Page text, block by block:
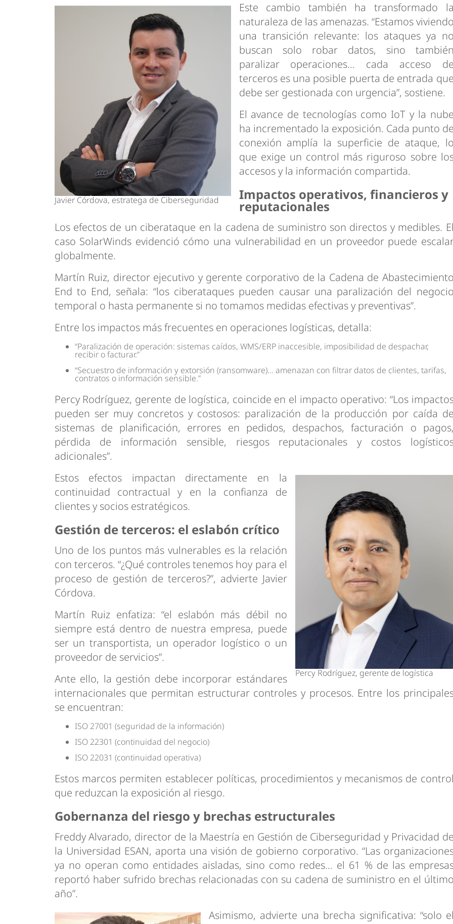
Javier Córdova, estratega de Ciberseguridad
Este cambio también ha transformado
naturaleza de las amenazas. “Estamos
una transición relevante: los ataques ya
buscan solo robar datos, sino
paralizar operaciones… cada acceso
terceros es una posible puerta de entrada
debe ser gestionada con urgencia”, sostiene.
El avance de tecnologías como IoT y la
ha incrementado la exposición. Cada punto
conexión amplía la superficie de ataque,
que exige un control más riguroso sobre
accesos y la información compartida.
Impactos operativos, financieros y
reputacionales
Los efectos de un ciberataque en la cadena de suministro son directos y medibles.
caso SolarWinds evidenció cómo una vulnerabilidad en un proveedor puede
globalmente.
Martín Ruiz, director ejecutivo y gerente corporativo de la Cadena de
End to End, señala: “los ciberataques pueden causar una paralización del
temporal o hasta permanente si no tomamos medidas efectivas y preventivas”.
Entre los impactos más frecuentes en operaciones logísticas, detalla:
“Paralización de operación: sistemas caídos, WMS/ERP inaccesible, imposibilidad de despachar,
recibir o facturar.”
“Secuestro de información y extorsión (ransomware)… amenazan con filtrar datos de clientes, tarifas,
contratos o información sensible.”
Percy Rodríguez, gerente de logística, coincide en el impacto operativo: “Los
pueden ser muy concretos y costosos: paralización de la producción por caída
sistemas de planificación, errores en pedidos, despachos, facturación o
pérdida de información sensible, riesgos reputacionales y costos
adicionales”.
Percy Rodríguez, gerente de logística
Estos efectos impactan directamente en la
continuidad contractual y en la confianza de
clientes y socios estratégicos.
Gestión de terceros: el eslabón crítico
Uno de los puntos más vulnerables es la relación
con terceros. “¿Qué controles tenemos hoy para el
proceso de gestión de terceros?”, advierte Javier
Córdova.
Martín Ruiz enfatiza: “el eslabón más débil no
siempre está dentro de nuestra empresa, puede
ser un transportista, un operador logístico o un
proveedor de servicios”.
Ante ello, la gestión debe incorporar estándares
internacionales que permitan estructurar controles y procesos. Entre los
se encuentran:
ISO 27001 (seguridad de la información)
ISO 22301 (continuidad del negocio)
ISO 22031 (continuidad operativa)
Estos marcos permiten establecer políticas, procedimientos y mecanismos de
que reduzcan la exposición al riesgo.
Gobernanza del riesgo y brechas estructurales
Freddy Alvarado, director de la Maestría en Gestión de Ciberseguridad y Privacidad
la Universidad ESAN, aporta una visión de gobierno corporativo. “Las
ya no operan como entidades aisladas, sino como redes… el 61 % de las
reportó haber sufrido brechas relacionadas con su cadena de suministro en el
año”.
Asimismo, advierte una brecha significativa: “solo